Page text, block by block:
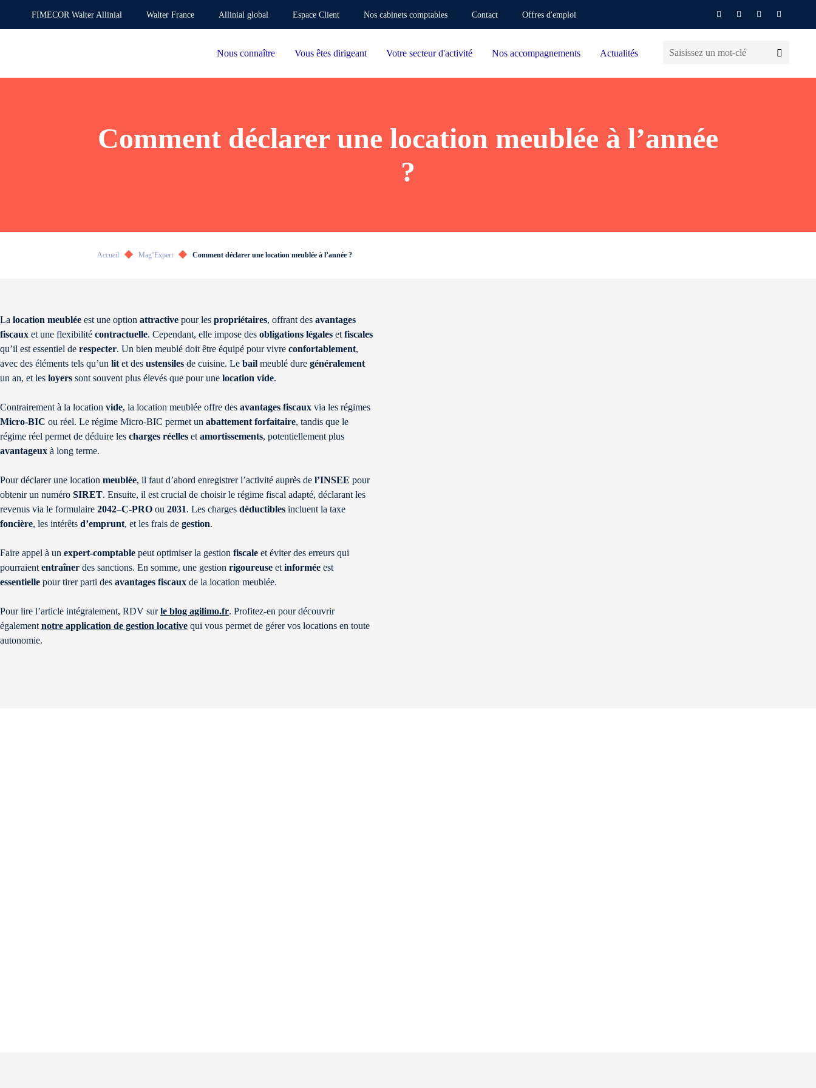
FIMECOR Walter Allinial Walter France Allinial global Espace Client Nos cabinets comptables Contact Offres d'emploi
Nous connaître Vous êtes dirigeant Votre secteur d'activité Nos accompagnements Actualités
Comment déclarer une location meublée à l’année
?
Accueil Mag’Expert Comment déclarer une location meublée à l’année ?
La location meublée est une option attractive pour les propriétaires, offrant des avantages
fiscaux et une flexibilité contractuelle. Cependant, elle impose des obligations légales et fiscales
qu’il est essentiel de respecter. Un bien meublé doit être équipé pour vivre confortablement,
avec des éléments tels qu’un lit et des ustensiles de cuisine. Le bail meublé dure généralement
un an, et les loyers sont souvent plus élevés que pour une location vide.
Contrairement à la location vide, la location meublée offre des avantages fiscaux via les régimes
Micro-BIC ou réel. Le régime Micro-BIC permet un abattement forfaitaire, tandis que le
régime réel permet de déduire les charges réelles et amortissements, potentiellement plus
avantageux à long terme.
Pour déclarer une location meublée, il faut d’abord enregistrer l’activité auprès de l’INSEE pour
obtenir un numéro SIRET. Ensuite, il est crucial de choisir le régime fiscal adapté, déclarant les
revenus via le formulaire 2042–C-PRO ou 2031. Les charges déductibles incluent la taxe
foncière, les intérêts d’emprunt, et les frais de gestion.
Faire appel à un expert-comptable peut optimiser la gestion fiscale et éviter des erreurs qui
pourraient entraîner des sanctions. En somme, une gestion rigoureuse et informée est
essentielle pour tirer parti des avantages fiscaux de la location meublée.
Pour lire l’article intégralement, RDV surle blog agilimo.fr. Profitez-en pour découvrir
également notre application de gestion locative qui vous permet de gérer vos locations en toute
autonomie.